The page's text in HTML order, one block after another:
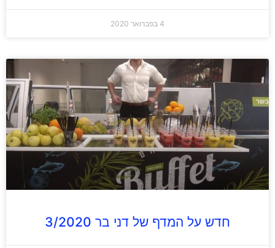
4 בפברואר 2020
חדש על המדף של דני בר 3/2020